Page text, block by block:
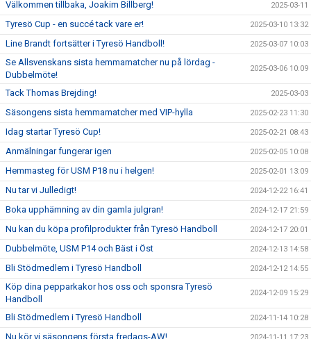
Välkommen tillbaka, Joakim Billberg! 2025-03-11
Tyresö Cup - en succé tack vare er! 2025-03-10 13:32
Line Brandt fortsätter i Tyresö Handboll! 2025-03-07 10:03
Se Allsvenskans sista hemmamatcher nu på lördag -
Dubbelmöte!
2025-03-06 10:09
Tack Thomas Brejding! 2025-03-03
Säsongens sista hemmamatcher med VIP-hylla 2025-02-23 11:30
Idag startar Tyresö Cup! 2025-02-21 08:43
Anmälningar fungerar igen 2025-02-05 10:08
Hemmasteg för USM P18 nu i helgen! 2025-02-01 13:09
Nu tar vi Julledigt! 2024-12-22 16:41
Boka upphämning av din gamla julgran! 2024-12-17 21:59
Nu kan du köpa profilprodukter från Tyresö Handboll 2024-12-17 20:01
Dubbelmöte, USM P14 och Bäst i Öst 2024-12-13 14:58
Bli Stödmedlem i Tyresö Handboll 2024-12-12 14:55
Köp dina pepparkakor hos oss och sponsra Tyresö
Handboll
2024-12-09 15:29
Bli Stödmedlem i Tyresö Handboll 2024-11-14 10:28
Nu kör vi säsongens första fredags-AW!